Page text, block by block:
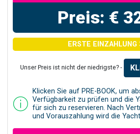
Preis: €
ERSTE EINZAHLUNG
Unser Preis ist nicht der niedrigste? -
Klicken Sie auf PRE-BOOK, um
Verfügbarkeit zu prüfen und die
für sich zu reservieren. Nach
und Vorauszahlung wird die